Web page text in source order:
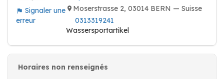
Signaler une
erreur
Moserstrasse 2, 03014 BERN — Suisse
0313319241
Wassersportartikel
Horaires non renseignés